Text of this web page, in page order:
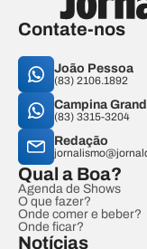
Contate-nos
João Pessoa
(83) 2106.1892
Campina
(83) 3315-3204
Redação
Qual a Boa?
Agenda de Shows
O que fazer?
Onde comer e beber?
Onde ficar?
Notícias